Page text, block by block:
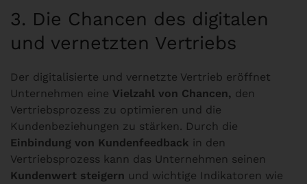
3. Die Chancen des digitalen
und vernetzten Vertriebs
Der digitalisierte und vernetzte Vertrieb eröffnet
Unternehmen eine Vielzahl von Chancen, den
Vertriebsprozess zu optimieren und die
Kundenbeziehungen zu stärken. Durch die
Einbindung von Kundenfeedback in den
Vertriebsprozess kann das Unternehmen seinen
Kundenwert steigern und wichtige Indikatoren wie